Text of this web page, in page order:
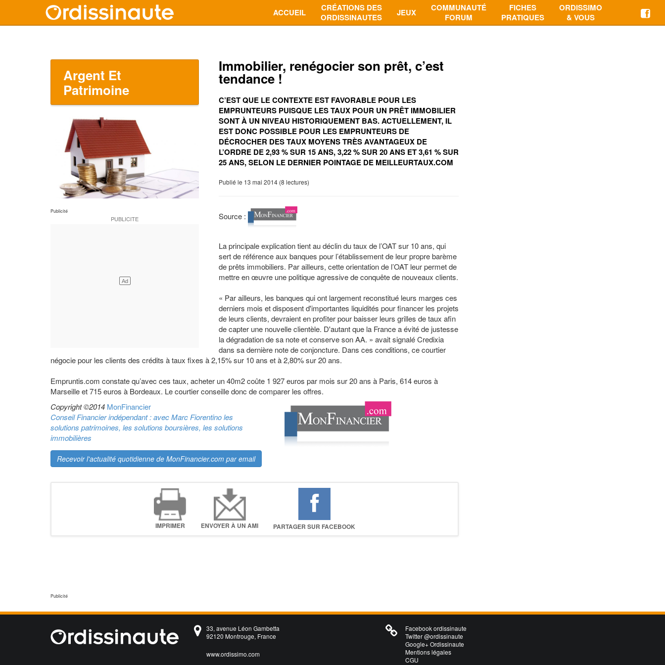
ACCUEIL
CRÉATIONS DES
ORDISSINAUTES
JEUX
COMMUNAUTÉ
FORUM
FICHES
PRATIQUES
ORDISSIMO
& VOUS
Argent Et
Patrimoine
Immobilier, renégocier son prêt, c’est
tendance !
C’EST QUE LE CONTEXTE EST FAVORABLE POUR LES
EMPRUNTEURS PUISQUE LES TAUX POUR UN PRÊT IMMOBILIER
SONT À UN NIVEAU HISTORIQUEMENT BAS. ACTUELLEMENT, IL
EST DONC POSSIBLE POUR LES EMPRUNTEURS DE
DÉCROCHER DES TAUX MOYENS TRÈS AVANTAGEUX DE
L’ORDRE DE 2,93 % SUR 15 ANS, 3,22 % SUR 20 ANS ET 3,61 % SUR
25 ANS, SELON LE DERNIER POINTAGE DE MEILLEURTAUX.COM
Publié le 13 mai 2014 (8 lectures)
Source :
La principale explication tient au déclin du taux de l’OAT sur 10 ans, qui
sert de référence aux banques pour l’établissement de leur propre barème
de prêts immobiliers. Par ailleurs, cette orientation de l’OAT leur permet de
mettre en œuvre une politique agressive de conquête de nouveaux clients.
« Par ailleurs, les banques qui ont largement reconstitué leurs marges ces
derniers mois et disposent d'importantes liquidités pour financer les projets
de leurs clients, devraient en profiter pour baisser leurs grilles de taux afin
de capter une nouvelle clientèle. D'autant que la France a évité de justesse
la dégradation de sa note et conserve son AA. » avait signalé Credixia
dans sa dernière note de conjoncture. Dans ces conditions, ce courtier
négocie pour les clients des crédits à taux fixes à 2,15% sur 10 ans et à 2,80% sur 20 ans.
Empruntis.com constate qu’avec ces taux, acheter un 40m2 coûte 1 927 euros par mois sur 20 ans à Paris, 614 euros à
Marseille et 715 euros à Bordeaux. Le courtier conseille donc de comparer les offres.
Copyright ©2014 MonFinancier
Conseil Financier indépendant : avec Marc Fiorentino les
solutions patrimoines, les solutions boursières, les solutions
immobilières
Recevoir l'actualité quotidienne de MonFinancier.com par email
IMPRIMER ENVOYER À UN AMI PARTAGER SUR FACEBOOK
33, avenue Léon Gambetta
92120 Montrouge, France
www.ordissimo.com
Facebook ordissinaute
Twitter @ordissinaute
Google+ Ordissinaute
Mentions légales
CGU